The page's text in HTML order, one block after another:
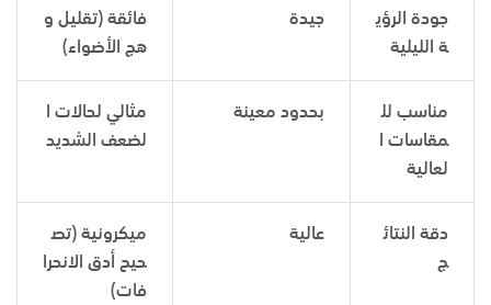
جودة الرؤي
ة الليلية
جيدة
فائقة (تقليل و
هج الأضواء)
مناسب لل
مقاسات ا
لعالية
بحدود معينة
مثالي لحالات ا
لضعف الشديد
دقة النتائ
ج
عالية
ميكرونية (تص
حيح أدق الانحرا
فات)